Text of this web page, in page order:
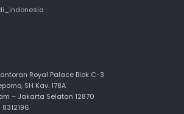
Royal Palace Blok C-3
SH Kav. 178A
– Jakarta Selatan 12870
8312196